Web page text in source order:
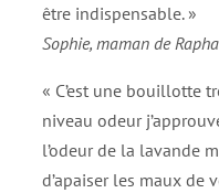
être indispensable. »
Sophie, maman de
« C’est une bouillotte
niveau odeur
l’odeur de la lavande
d’apaiser les maux de